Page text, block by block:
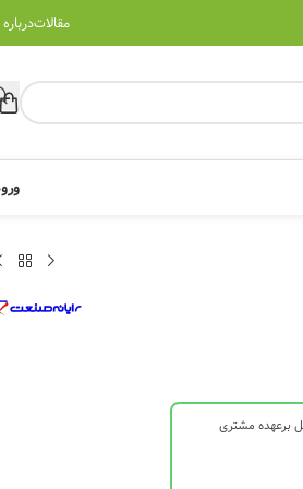
مقالات
برعهده مشتری